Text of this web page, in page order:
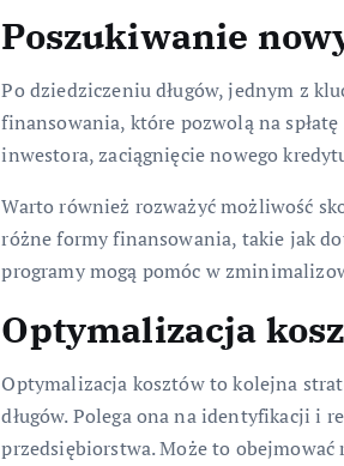
Poszukiwanie
Po dziedziczeniu długów, jednym z
finansowania, które pozwolą na
inwestora, zaciągnięcie nowego
Warto również rozważyć możliwość
różne formy finansowania, takie jak
programy mogą pomóc w
Optymalizacja
Optymalizacja kosztów to kolejna
długów. Polega ona na identyfikacji i
przedsiębiorstwa. Może to